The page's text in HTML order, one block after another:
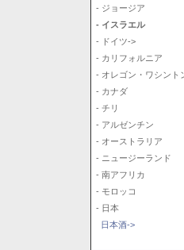
- ジョージア
- イスラエル
- ドイツ->
- カリフォルニア
- オレゴン・ワシント
- カナダ
- チリ
- アルゼンチン
- オーストラリア
- ニュージーランド
- 南アフリカ
- モロッコ
- 日本
日本酒->